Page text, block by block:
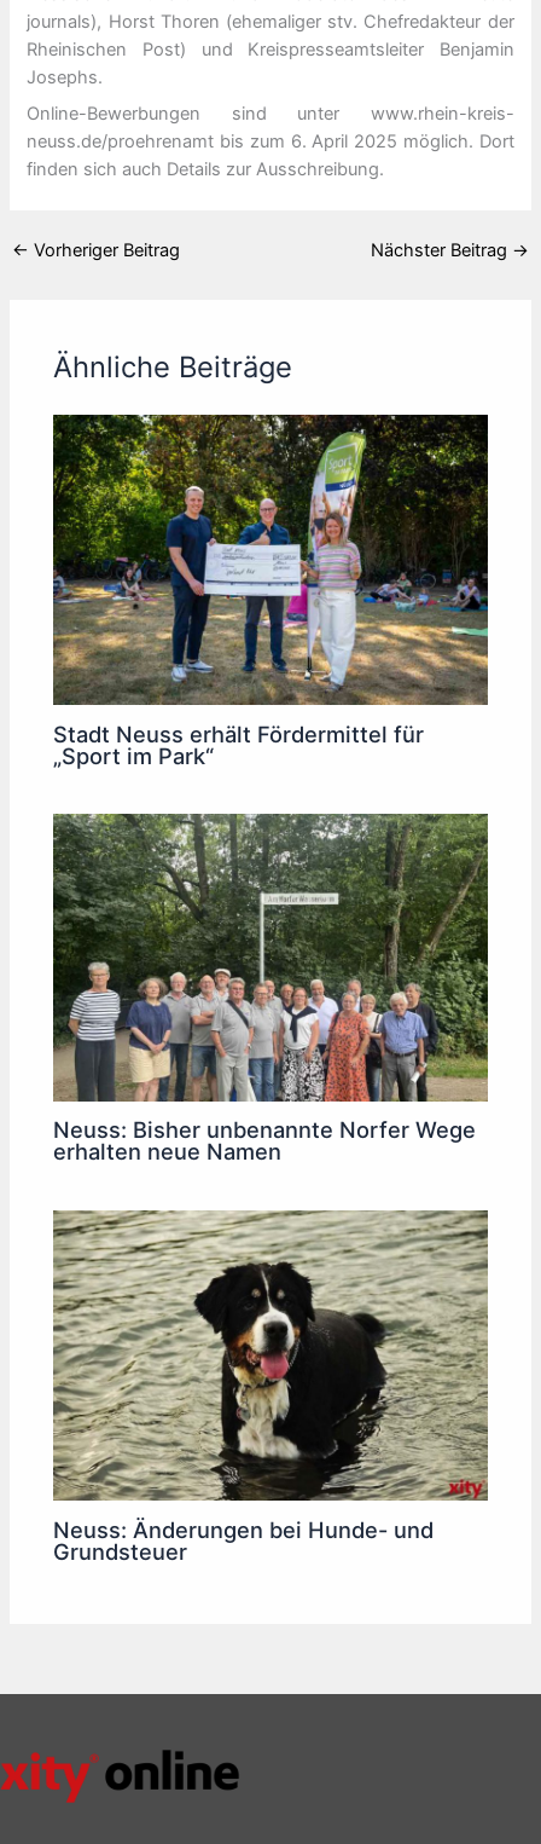
journals), Horst Thoren (ehemaliger stv. Chefredakteur der
Rheinischen Post) und Kreispresseamtsleiter Benjamin
Josephs.
Online-Bewerbungen sind unter www.rhein-kreis-
neuss.de/proehrenamt bis zum 6. April 2025 möglich. Dort
finden sich auch Details zur Ausschreibung.
← Vorheriger Beitrag Nächster Beitrag →
Ähnliche Beiträge
Stadt Neuss erhält Fördermittel für
„Sport im Park“
Neuss: Bisher unbenannte Norfer Wege
erhalten neue Namen
Neuss: Änderungen bei Hunde- und
Grundsteuer